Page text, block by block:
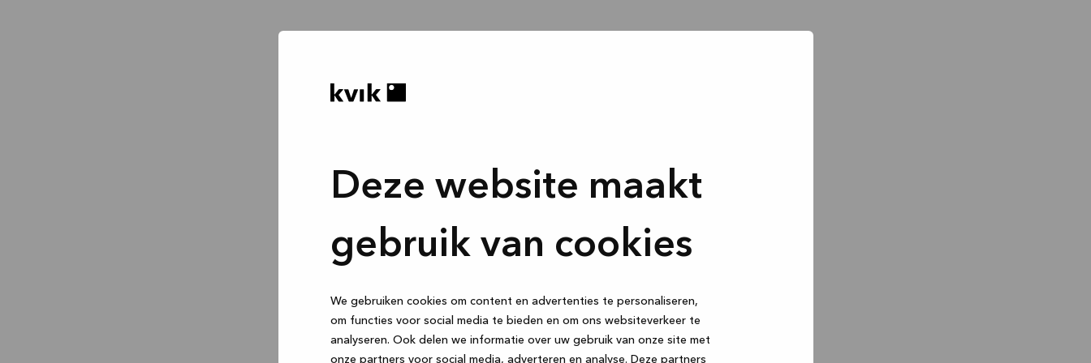
Deze website maakt
gebruik van cookies
We gebruiken cookies om content en advertenties te personaliseren,
om functies voor social media te bieden en om ons websiteverkeer te
analyseren. Ook delen we informatie over uw gebruik van onze site met
onze partners voor social media, adverteren en analyse. Deze partners